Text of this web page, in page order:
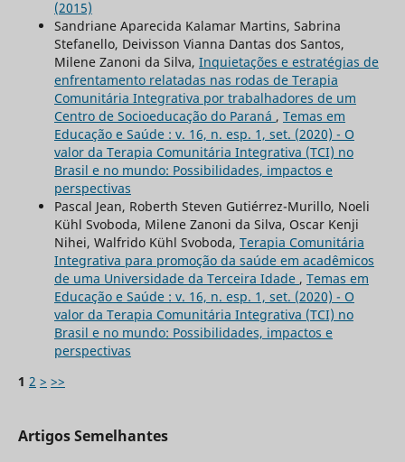
(2015)
Sandriane Aparecida Kalamar Martins, Sabrina
Stefanello, Deivisson Vianna Dantas dos Santos,
Milene Zanoni da Silva, Inquietações e estratégias de
enfrentamento relatadas nas rodas de Terapia
Comunitária Integrativa por trabalhadores de um
Centro de Socioeducação do Paraná , Temas em
Educação e Saúde : v. 16, n. esp. 1, set. (2020) - O
valor da Terapia Comunitária Integrativa (TCI) no
Brasil e no mundo: Possibilidades, impactos e
perspectivas
Pascal Jean, Roberth Steven Gutiérrez-Murillo, Noeli
Kühl Svoboda, Milene Zanoni da Silva, Oscar Kenji
Nihei, Walfrido Kühl Svoboda, Terapia Comunitária
Integrativa para promoção da saúde em acadêmicos
de uma Universidade da Terceira Idade , Temas em
Educação e Saúde : v. 16, n. esp. 1, set. (2020) - O
valor da Terapia Comunitária Integrativa (TCI) no
Brasil e no mundo: Possibilidades, impactos e
perspectivas
1 2 > >>
Artigos Semelhantes